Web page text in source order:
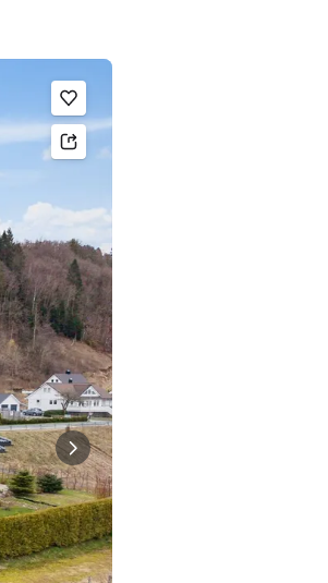
Legg til som favoritt.